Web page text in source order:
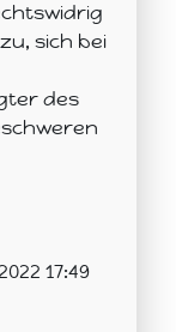
sich bei
des
17:49